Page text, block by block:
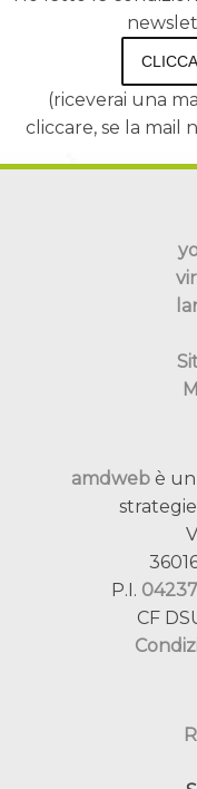
(riceverai una
cliccare, se la mail
amdwebè un
P.I.
CF